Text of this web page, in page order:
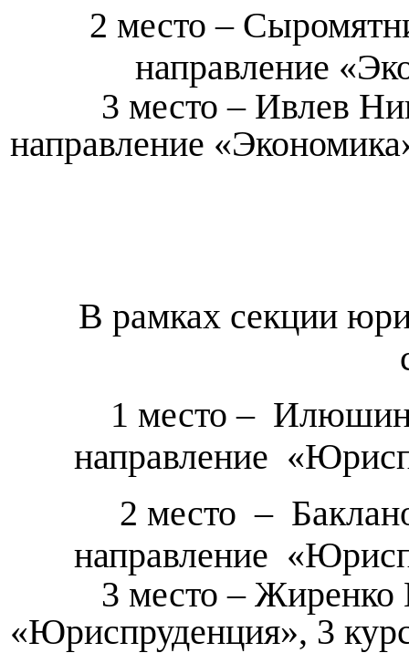
2 место –
направление
3 место – Ивлев
направление
В рамках секции
1 место –
направление
2 место –
направление
3 место – Жиренко
«Юриспруденция», 3